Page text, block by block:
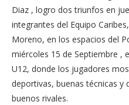
Diaz , logro dos triunfos en
integrantes del Equipo
Moreno, en los espacios del
miércoles 15 de Septiembre ,
U12, donde los jugadores
deportivas, buenas técnicas y
buenos rivales.